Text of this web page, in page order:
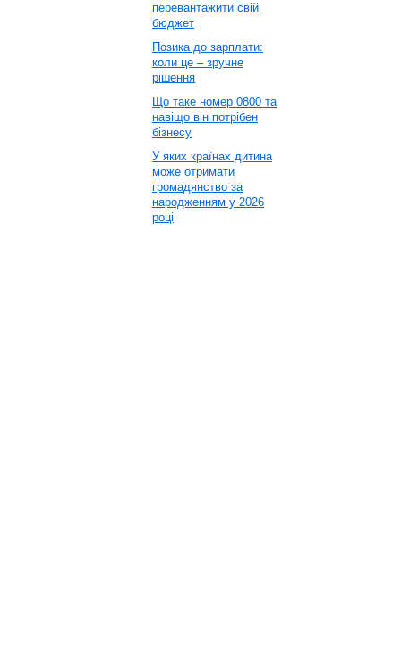
перевантажити свій
бюджет
Позика до зарплати:
коли це – зручне
рішення
Що таке номер 0800 та
навіщо він потрібен
бізнесу
У яких країнах дитина
може отримати
громадянство за
народженням у 2026
році